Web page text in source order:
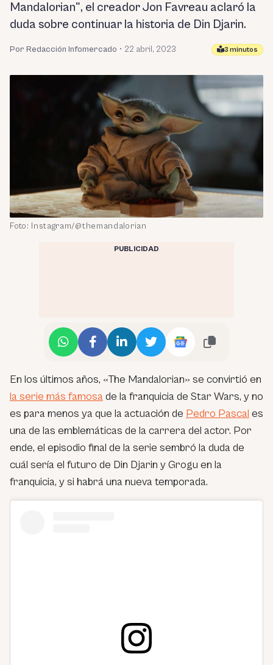
Mandalorian", el creador Jon Favreau aclaró la
duda sobre continuar la historia de Din Djarin.
Por Redacción Infomercado • 22 abril, 2023 3 minutos
Foto: Instagram/@themandalorian
PUBLICIDAD
En los últimos años, «The Mandalorian» se convirtió en
la serie más famosa de la franquicia de Star Wars, y no
es para menos ya que la actuación de Pedro Pascal es
una de las emblemáticas de la carrera del actor. Por
ende, el episodio final de la serie sembró la duda de
cuál sería el futuro de Din Djarin y Grogu en la
franquicia, y si habrá una nueva temporada.